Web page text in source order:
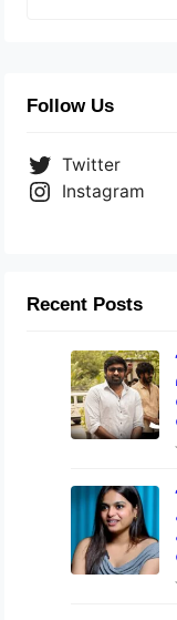
Follow Us
Twitter
Instagram
Recent Posts